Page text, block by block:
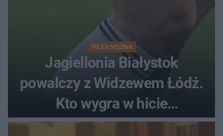
PIŁKA NOŻNA
Jagiellonia Białystok
powalczy z Widzewem Łódź.
Kto wygra w hicie
Ekstraklasy?